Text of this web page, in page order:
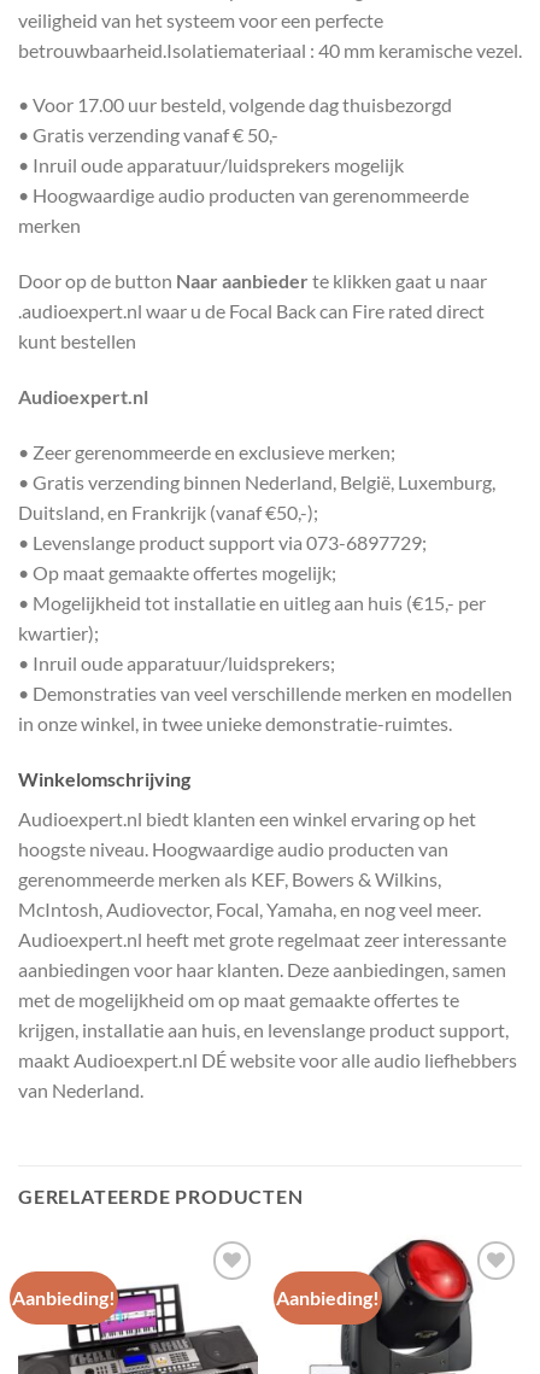
veiligheid van het systeem voor een perfecte
betrouwbaarheid.Isolatiemateriaal : 40 mm keramische vezel.
• Voor 17.00 uur besteld, volgende dag thuisbezorgd
• Gratis verzending vanaf € 50,-
• Inruil oude apparatuur/luidsprekers mogelijk
• Hoogwaardige audio producten van gerenommeerde
merken
Door op de button Naar aanbieder te klikken gaat u naar
.audioexpert.nl waar u de Focal Back can Fire rated direct
kunt bestellen
Audioexpert.nl
• Zeer gerenommeerde en exclusieve merken;
• Gratis verzending binnen Nederland, België, Luxemburg,
Duitsland, en Frankrijk (vanaf €50,-);
• Levenslange product support via 073-6897729;
• Op maat gemaakte offertes mogelijk;
• Mogelijkheid tot installatie en uitleg aan huis (€15,- per
kwartier);
• Inruil oude apparatuur/luidsprekers;
• Demonstraties van veel verschillende merken en modellen
in onze winkel, in twee unieke demonstratie-ruimtes.
Winkelomschrijving
Audioexpert.nl biedt klanten een winkel ervaring op het
hoogste niveau. Hoogwaardige audio producten van
gerenommeerde merken als KEF, Bowers & Wilkins,
McIntosh, Audiovector, Focal, Yamaha, en nog veel meer.
Audioexpert.nl heeft met grote regelmaat zeer interessante
aanbiedingen voor haar klanten. Deze aanbiedingen, samen
met de mogelijkheid om op maat gemaakte offertes te
krijgen, installatie aan huis, en levenslange product support,
maakt Audioexpert.nl DÉ website voor alle audio liefhebbers
van Nederland.
GERELATEERDE PRODUCTEN
Aanbieding!
Toevoegen
aan
Aanbieding!
Toevoegen
aan